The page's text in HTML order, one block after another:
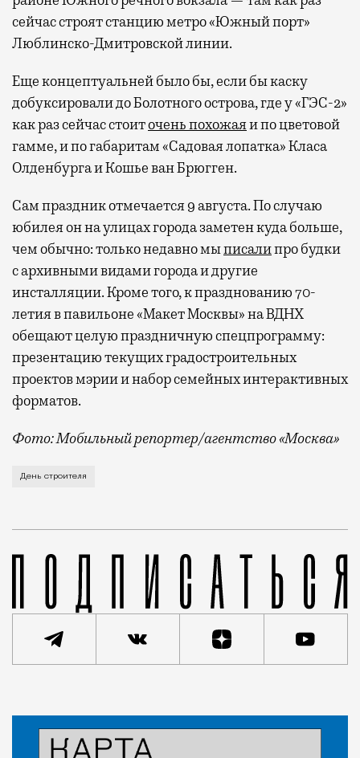
сейчас строят станцию метро «Южный порт»
Люблинско-Дмитровской линии.
Еще концептуальней было бы, если бы каску
добуксировали до Болотного острова, где у «ГЭС-2»
как раз сейчас стоиточень похожаяи по цветовой
гамме, и по габаритам «Садовая лопатка» Класа
Олденбурга и Кошье ван Брюгген.
Сам праздник отмечается 9 августа. По случаю
юбилея он на улицах города заметен куда больше,
чем обычно: только недавно мыписалипро будки
с архивными видами города и другие
инсталляции. Кроме того, к празднованию 70-
летия в павильоне «Макет Москвы» на ВДНХ
обещают целую праздничную спецпрограмму:
презентацию текущих градостроительных
проектов мэрии и набор семейных интерактивных
форматов.
Фото: Мобильный репортер/агентство «Москва»
Это каска в фирменных цветах департамента
День строителя
Город